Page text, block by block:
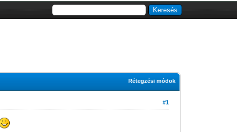
Rétegzési módok
#1